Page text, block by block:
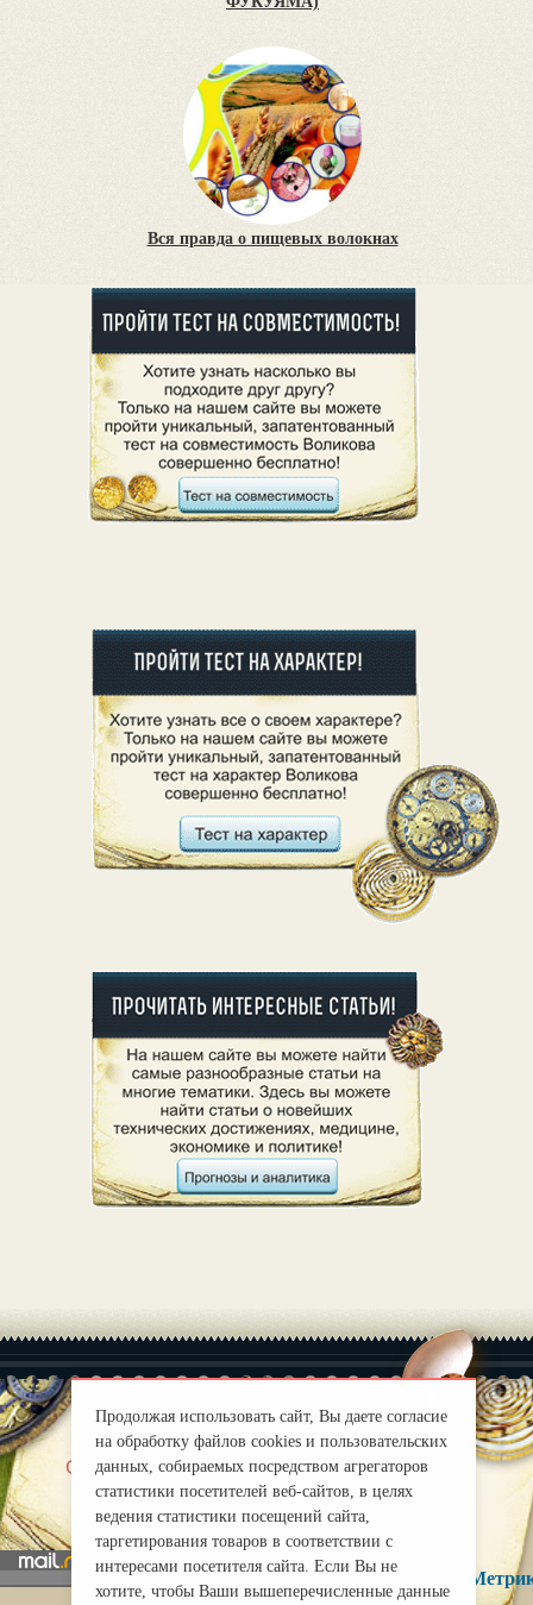
Вся правда о пищевых волокнах
О нас |
Правила
mirprognoz@mail.ru
Продолжая использовать сайт, Вы даете согласие
на обработку файлов cookies и пользовательских
данных, собираемых посредством агрегаторов
статистики посетителей веб-сайтов, в целях
ведения статистики посещений сайта,
таргетирования товаров в соответствии с
интересами посетителя сайта. Если Вы не
хотите, чтобы Ваши вышеперечисленные данные